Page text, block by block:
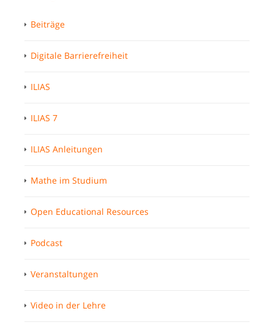
Beiträge
Digitale Barrierefreiheit
ILIAS
ILIAS 7
ILIAS Anleitungen
Mathe im Studium
Open Educational Resources
Podcast
Veranstaltungen
Video in der Lehre